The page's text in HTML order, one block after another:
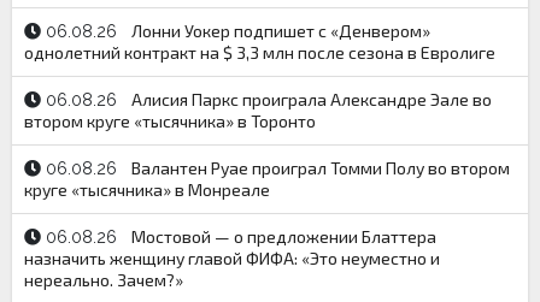
06.08.26
Лонни Уокер подпишет с «Денвером»
однолетний контракт на $ 3,3 млн после сезона в Евролиге
06.08.26
Алисия Паркс проиграла Александре Эале во
втором круге «тысячника» в Торонто
06.08.26
Валантен Руае проиграл Томми Полу во втором
круге «тысячника» в Монреале
06.08.26
Мостовой — о предложении Блаттера
назначить женщину главой ФИФА: «Это неуместно и
нереально. Зачем?»